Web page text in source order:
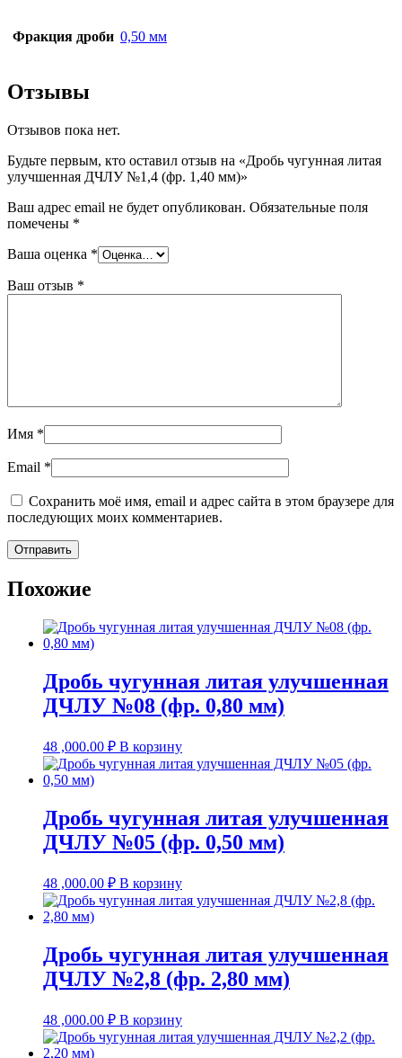
Фракция дроби 0,50 мм
Отзывы
Отзывов пока нет.
Будьте первым, кто оставил отзыв на «Дробь чугунная литая
улучшенная ДЧЛУ №1,4 (фр. 1,40 мм)»
Ваш адрес email не будет опубликован. Обязательные поля
помечены *
Ваша оценка *
Ваш отзыв *
Имя *
Email *
Сохранить моё имя, email и адрес сайта в этом браузере для
последующих моих комментариев.
Похожие
Дробь чугунная литая улучшенная
ДЧЛУ №08 (фр. 0,80 мм)
48 ,000.00 ₽ В корзину
Дробь чугунная литая улучшенная
ДЧЛУ №05 (фр. 0,50 мм)
48 ,000.00 ₽ В корзину
Дробь чугунная литая улучшенная
ДЧЛУ №2,8 (фр. 2,80 мм)
48 ,000.00 ₽ В корзину